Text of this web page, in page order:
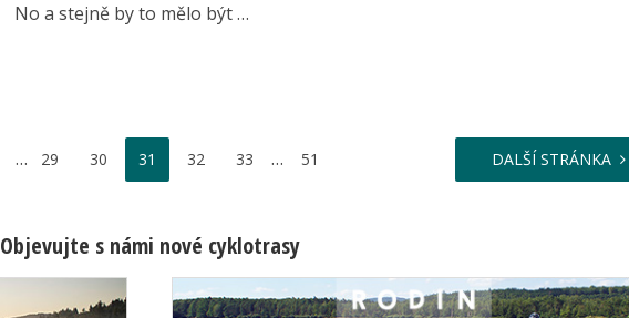
No a stejně by to mělo být …
… 29 30 31 32 33 … 51 DALŠÍ STRÁNKA
Objevujte s námi nové cyklotrasy